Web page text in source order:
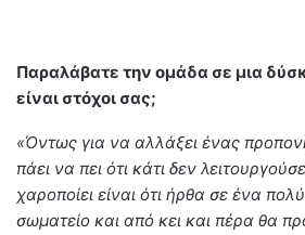
Παραλάβατε την ομάδα σε μια
είναι στόχοι σας;
«Όντως για να αλλάξει ένας
πάει να πει ότι κάτι δεν
χαροποίει είναι ότι ήρθα σε ένα
σωματείο και από κει και πέρα θα